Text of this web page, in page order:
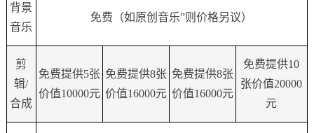
背景
音乐
免费（如原创音乐”则价格另议）
剪
辑/
合成
免费提供5张
价值10000元
免费提供8张
价值16000元
免费提供8张
价值16000元
免费提供10
张价值20000
元